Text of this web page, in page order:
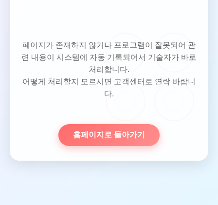
페이지가 존재하지 않거나 프로그램이 잘못되어 관
련 내용이 시스템에 자동 기록되어서 기술자가 바로
처리합니다.
어떻게 처리할지 모르시면 고객센터로 연락 바랍니
다.
홈페이지로 돌아가기